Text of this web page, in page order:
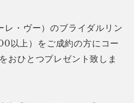
・ヴー）のブライダルリン
以上）をご成約の方にコー
おひとつプレゼント致しま